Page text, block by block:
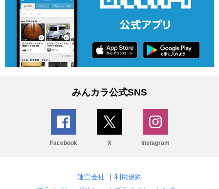
みんカラ公式SNS
Facebook X Instagram
運営会社 | 利用規約